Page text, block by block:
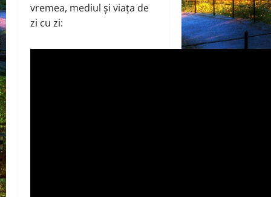
vremea, mediul și viața de
zi cu zi: